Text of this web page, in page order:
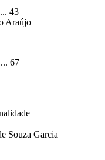
43
Araújo
67
Souza Garcia